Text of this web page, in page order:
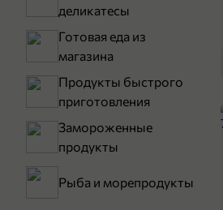
деликатесы
Готовая еда из
магазина
Продукты быстрого
приготовления
Замороженные
продукты
Рыба и морепродукты